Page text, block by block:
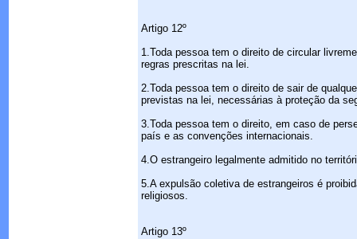
Artigo 12º
1.Toda pessoa tem o direito de circular
regras prescritas na lei.
2.Toda pessoa tem o direito de sair de
previstas na lei, necessárias à proteção da
3.Toda pessoa tem o direito, em caso de
país e as convenções internacionais.
4.O estrangeiro legalmente admitido no
5.A expulsão coletiva de estrangeiros é
religiosos.
Artigo 13º